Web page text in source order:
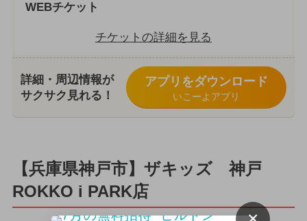
WEBチケット
チケットの詳細を見る
詳細・周辺情報が
サクサク見れる！
アプリをダウンロード
いこーよアプリ
【兵庫県神戸市】ザキッズ 神戸
ROKKO i PARK店